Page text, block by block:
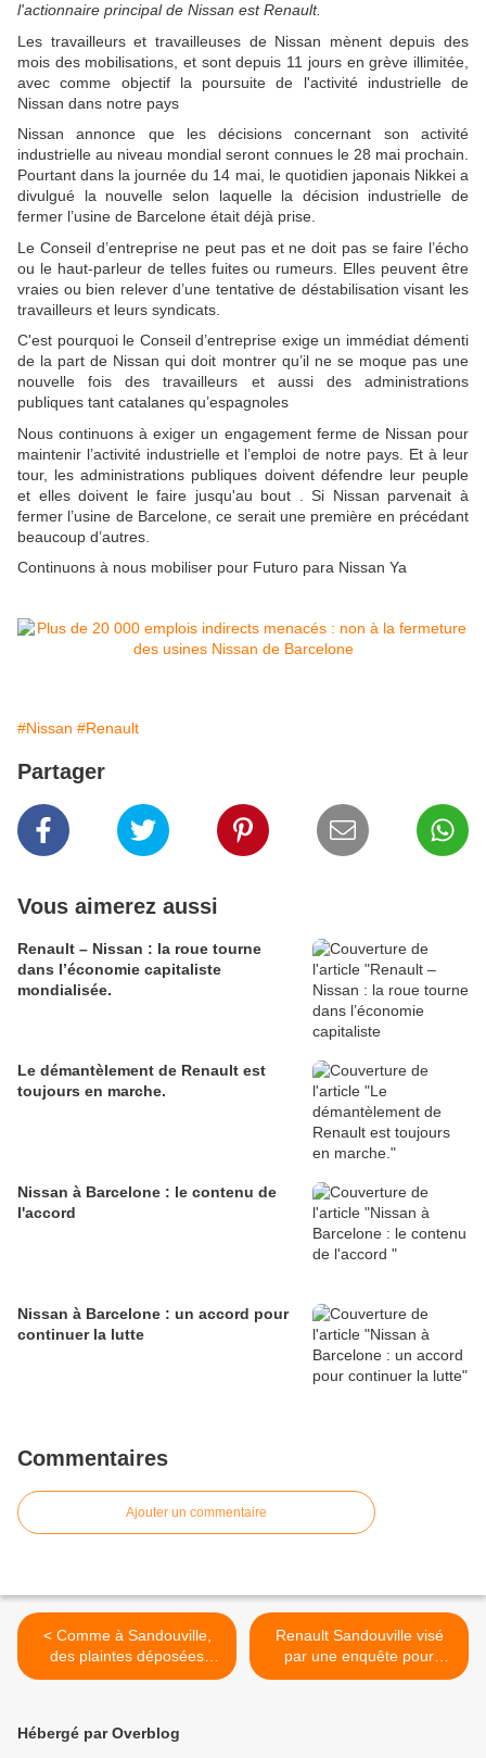
l'actionnaire principal de Nissan est Renault.
Les travailleurs et travailleuses de Nissan mènent depuis des
mois des mobilisations, et sont depuis 11 jours en grève illimitée,
avec comme objectif la poursuite de l'activité industrielle de
Nissan dans notre pays
Nissan annonce que les décisions concernant son activité
industrielle au niveau mondial seront connues le 28 mai prochain.
Pourtant dans la journée du 14 mai, le quotidien japonais Nikkei a
divulgué la nouvelle selon laquelle la décision industrielle de
fermer l’usine de Barcelone était déjà prise.
Le Conseil d’entreprise ne peut pas et ne doit pas se faire l’écho
ou le haut-parleur de telles fuites ou rumeurs. Elles peuvent être
vraies ou bien relever d’une tentative de déstabilisation visant les
travailleurs et leurs syndicats.
C'est pourquoi le Conseil d’entreprise exige un immédiat démenti
de la part de Nissan qui doit montrer qu’il ne se moque pas une
nouvelle fois des travailleurs et aussi des administrations
publiques tant catalanes qu’espagnoles
Nous continuons à exiger un engagement ferme de Nissan pour
maintenir l’activité industrielle et l’emploi de notre pays. Et à leur
tour, les administrations publiques doivent défendre leur peuple
et elles doivent le faire jusqu'au bout . Si Nissan parvenait à
fermer l’usine de Barcelone, ce serait une première en précédant
beaucoup d’autres.
Continuons à nous mobiliser pour Futuro para Nissan Ya
#Nissan #Renault
Partager
Vous aimerez aussi
Renault – Nissan : la roue tourne
dans l’économie capitaliste
mondialisée.
Le démantèlement de Renault est
toujours en marche.
Nissan à Barcelone : le contenu de
l'accord
Nissan à Barcelone : un accord pour
continuer la lutte
Commentaires
Ajouter un commentaire
< Comme à Sandouville,
des plaintes déposées
contre Renault en Espagne
Renault Sandouville visé
par une enquête pour
recours abusif à l'intérim >
Hébergé par Overblog